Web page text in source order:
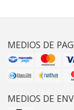
MEDIOS DE
MEDIOS DE